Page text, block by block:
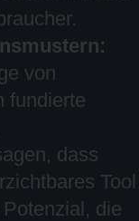
von
fundierte
dass
Tool
die